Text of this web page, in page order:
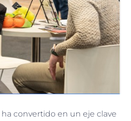
convertido en un eje clave